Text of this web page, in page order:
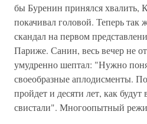
бы Буренин принялся хвалить,
покачивал головой. Теперь так
скандал на первом
Париже. Санин, весь вечер не
умудренно шептал: "Нужно
своеобразные аплодисменты.
пройдет и десяти лет, как будут
свистали". Многоопытный